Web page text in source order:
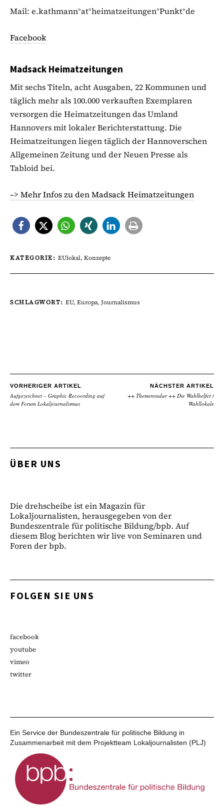
Mail: e.kathmann°at°heimatzeitungen°Punkt°de
Facebook
Madsack Heimatzeitungen
Mit sechs Titeln, acht Ausgaben, 22 Kommunen und
täglich mehr als 100.000 verkauften Exemplaren
versorgen die Heimatzeitungen das Umland
Hannovers mit lokaler Berichterstattung. Die
Heimatzeitungen liegen täglich der Hannoverschen
Allgemeinen Zeitung und der Neuen Presse als
Tabloid bei.
–> Mehr Infos zu den Madsack Heimatzeitungen
KATEGORIE: EUlokal, Konzepte
SCHLAGWORT: EU, Europa, Journalismus
VORHERIGER ARTIKEL
Aufgezeichnet – Graphic Recoording auf
dem Forum Lokaljournalismus
NÄCHSTER ARTIKEL
++ Themenradar ++ Die Wahlhelfer /
Wahllokale
ÜBER UNS
Die drehscheibe ist ein Magazin für
Lokaljournalisten, herausgegeben von der
Bundeszentrale für politische Bildung/bpb. Auf
diesem Blog berichten wir live von Seminaren und
Foren der bpb.
FOLGEN SIE UNS
facebook
youtube
vimeo
twitter
Ein Service der Bundeszentrale für politische Bildung in
Zusammenarbeit mit dem Projektteam Lokaljournalisten (PLJ)